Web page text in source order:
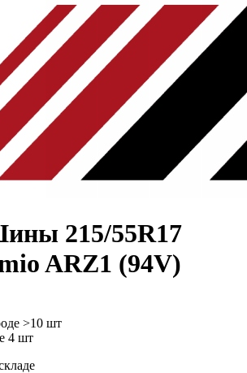
215/55R17
ARZ1 (94V)
>10 шт
4 шт